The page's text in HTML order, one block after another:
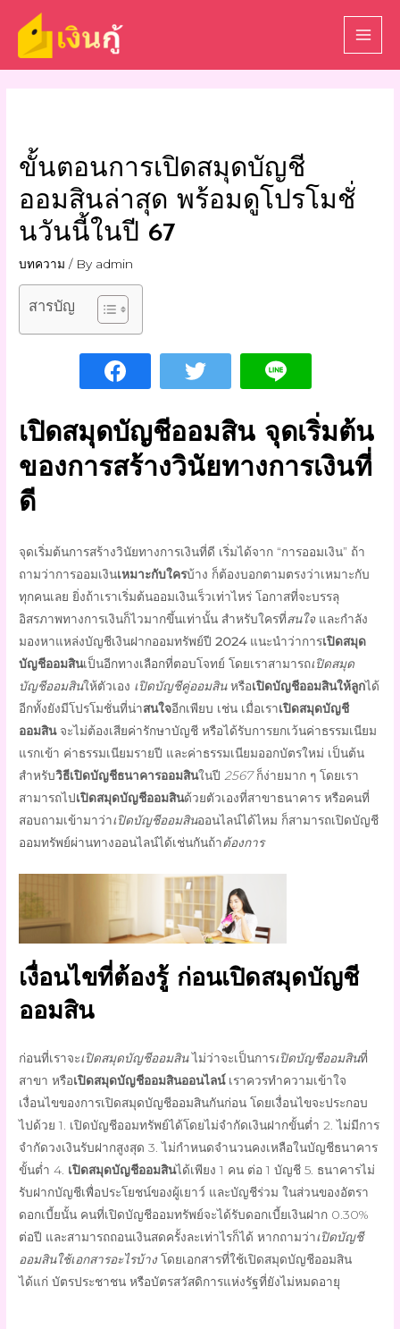
ขั้นตอนการเปิดสมุดบัญชี
ออมสินล่าสุด พร้อมดูโปรโมชั่
นวันนี้ในปี 67
บทความ / By admin
สารบัญ
เปิดสมุดบัญชีออมสิน จุดเริ่มต้น
ของการสร้างวินัยทางการเงินที่
ดี
จุดเริ่มต้นการสร้างวินัยทางการเงินที่ดี เริ่มได้จาก“การออมเงิน” ถ้า
ถามว่าการออมเงินเหมาะกับใครบ้าง ก็ต้องบอกตามตรงว่าเหมาะกับ
ทุกคนเลย ยิ่งถ้าเราเริ่มต้นออมเงินเร็วเท่าไหร่ โอกาสที่จะบรรลุ
อิสรภาพทางการเงินก็ไวมากขึ้นเท่านั้น สำหรับใครที่สนใจ และกำลัง
มองหาแหล่งบัญชีเงินฝากออมทรัพย์ปี2024แนะนำว่าการเปิดสมุด
บัญชีออมสินเป็นอีกทางเลือกที่ตอบโจทย์ โดยเราสามารถเปิดสมุด
บัญชีออมสินให้ตัวเอง เปิดบัญชีคู่ออมสินหรือเปิดบัญชีออมสินให้ลูกได้
อีกทั้งยังมีโปรโมชั่นที่น่าสนใจอีกเพียบ เช่น เมื่อเราเปิดสมุดบัญชี
ออมสินจะไม่ต้องเสียค่ารักษาบัญชี หรือได้รับการยกเว้นค่าธรรมเนียม
แรกเข้า ค่าธรรมเนียมรายปี และค่าธรรมเนียมออกบัตรใหม่ เป็นต้น
สำหรับวิธีเปิดบัญชีธนาคารออมสินในปี2567ก็ง่ายมาก ๆ โดยเรา
สามารถไปเปิดสมุดบัญชีออมสินด้วยตัวเองที่สาขาธนาคาร หรือคนที่
สอบถามเข้ามาว่าเปิดบัญชีออมสินออนไลน์ได้ไหม ก็สามารถเปิดบัญชี
ออมทรัพย์ผ่านทางออนไลน์ได้เช่นกันถ้าต้องการ
เงื่อนไขที่ต้องรู้ ก่อนเปิดสมุดบัญชี
ออมสิน
ก่อนที่เราจะเปิดสมุดบัญชีออมสินไม่ว่าจะเป็นการเปิดบัญชีออมสินที่
สาขา หรือเปิดสมุดบัญชีออมสินออนไลน์เราควรทำความเข้าใจ
เงื่อนไขของการเปิดสมุดบัญชีออมสินกันก่อน โดยเงื่อนไขจะประกอบ
ไปด้วย 1. เปิดบัญชีออมทรัพย์ได้โดยไม่จำกัดเงินฝากขั้นต่ำ 2. ไม่มีการ
จำกัดวงเงินรับฝากสูงสุด 3. ไม่กำหนดจำนวนคงเหลือในบัญชีธนาคาร
ขั้นต่ำ 4. เปิดสมุดบัญชีออมสินได้เพียง 1 คน ต่อ 1 บัญชี 5. ธนาคารไม่
รับฝากบัญชีเพื่อประโยชน์ของผู้เยาว์ และบัญชีร่วม ในส่วนของอัตรา
ดอกเบี้ยนั้น คนที่เปิดบัญชีออมทรัพย์จะได้รับดอกเบี้ยเงินฝาก 0.30%
ต่อปี และสามารถถอนเงินสดครั้งละเท่าไรก็ได้ หากถามว่าเปิดบัญชี
ออมสินใช้เอกสารอะไรบ้างโดยเอกสารที่ใช้เปิดสมุดบัญชีออมสิน
ได้แก่ บัตรประชาชน หรือบัตรสวัสดิการแห่งรัฐที่ยังไม่หมดอายุ